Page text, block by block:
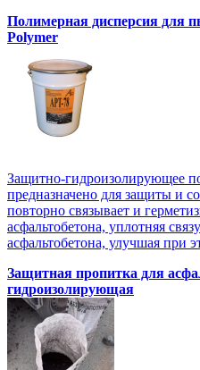
Полимерная дисперсия для
Polymer
Защитно-гидроизолирующее
предназначено для защиты и
повторно связывает и
асфальтобетона, уплотняя
асфальтобетона, улучшая при
Защитная пропитка для
гидроизолирующая